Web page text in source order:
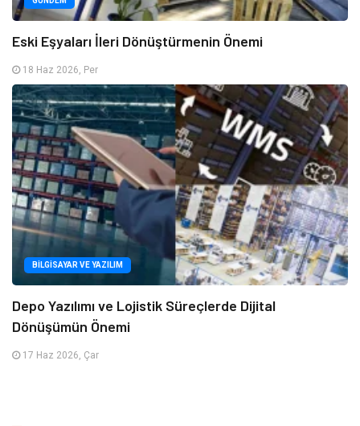
Eski Eşyaları İleri Dönüştürmenin Önemi
18 Haz 2026, Per
BILGISAYAR VE YAZILIM
Depo Yazılımı ve Lojistik Süreçlerde Dijital
Dönüşümün Önemi
17 Haz 2026, Çar